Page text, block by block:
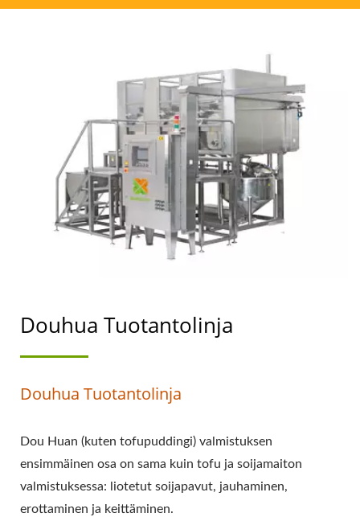
DOUHUA
KÄSITTELYPROSESSI,
DOUHUA TUOTANTO,
DOUHUA
TUOTANTOVIRTAKAAVIO,
DOUHUA
TUOTANTOPROSESSI,
KUINKA TEHDÄ
TUOTTAA DOUHUA,
DOUHUA KONE,
DOUHUA TEHDAS,
DOUHUA KONE,
DOUHUA KONEET,
Douhua Tuotantolinja
Douhua Tuotantolinja
Dou Huan (kuten tofupuddingi) valmistuksen
ensimmäinen osa on sama kuin tofu ja soijamaiton
valmistuksessa: liotetut soijapavut, jauhaminen,
erottaminen ja keittäminen.